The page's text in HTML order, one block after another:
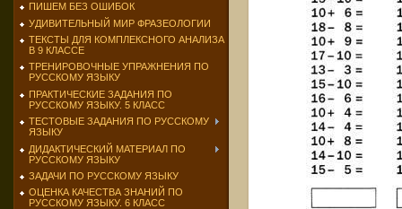
ПИШЕМ БЕЗ ОШИБОК
УДИВИТЕЛЬНЫЙ МИР ФРАЗЕОЛОГИИ
ТЕКСТЫ ДЛЯ КОМПЛЕКСНОГО АНАЛИЗА
В 9 КЛАССЕ
ТРЕНИРОВОЧНЫЕ УПРАЖНЕНИЯ ПО
РУССКОМУ ЯЗЫКУ
ПРАКТИЧЕСКИЕ ЗАДАНИЯ ПО
РУССКОМУ ЯЗЫКУ. 5 КЛАСС
ТЕСТОВЫЕ ЗАДАНИЯ ПО РУССКОМУ
ЯЗЫКУ
ДИДАКТИЧЕСКИЙ МАТЕРИАЛ ПО
РУССКОМУ ЯЗЫКУ
ЗАДАЧИ ПО РУССКОМУ ЯЗЫКУ
ОЦЕНКА КАЧЕСТВА ЗНАНИЙ ПО
РУССКОМУ ЯЗЫКУ. 6 КЛАСС